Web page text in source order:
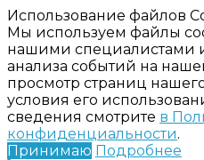
Использование файлов
Мы используем файлы
нашими специалистами
анализа событий на
просмотр страниц
условия его
сведения смотрите в
конфиденциальности.
Принимаю Подробнее